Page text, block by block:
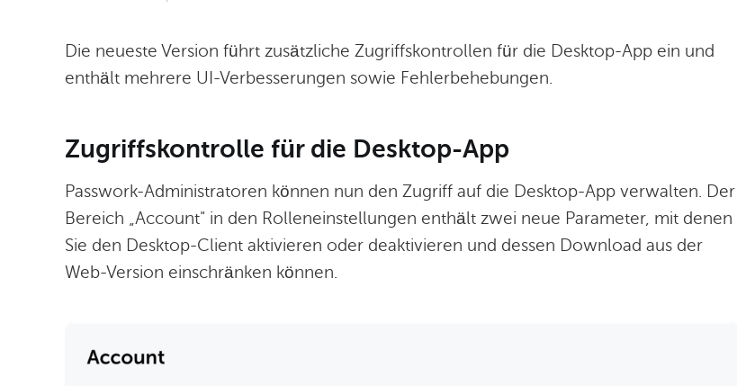
Die neueste Version führt zusätzliche Zugriffskontrollen für die Desktop-App ein und
enthält mehrere UI-Verbesserungen sowie Fehlerbehebungen.
Zugriffskontrolle für die Desktop-App
Passwork-Administratoren können nun den Zugriff auf die Desktop-App verwalten. Der
Bereich „Account" in den Rolleneinstellungen enthält zwei neue Parameter, mit denen
Sie den Desktop-Client aktivieren oder deaktivieren und dessen Download aus der
Web-Version einschränken können.